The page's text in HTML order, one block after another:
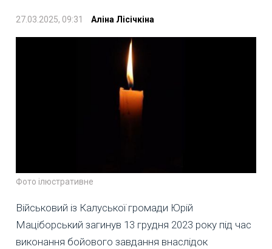
27.03.2025, 09:31 Аліна Лісічкіна
Фото ілюстративне
Військовий із Калуської громади Юрій
Маціборський загинув 13 грудня 2023 року під час
виконання бойового завдання внаслідок